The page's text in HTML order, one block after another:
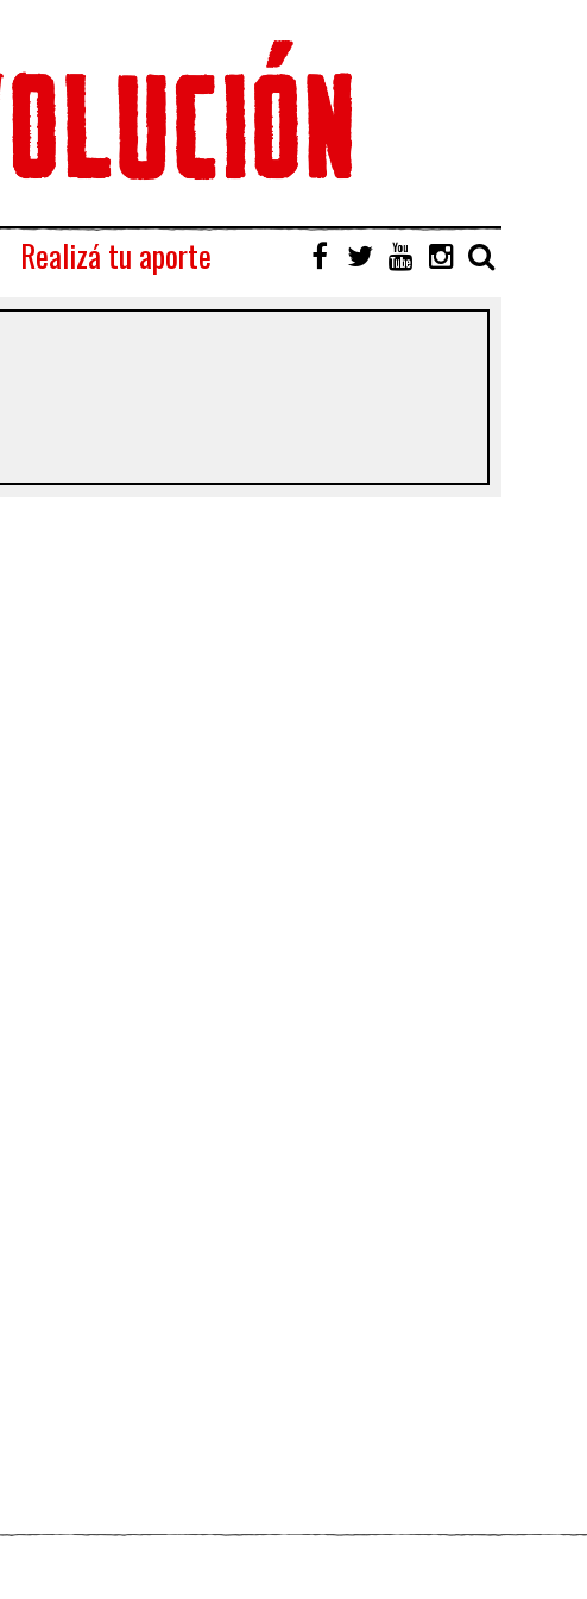
Realizá tu aporte